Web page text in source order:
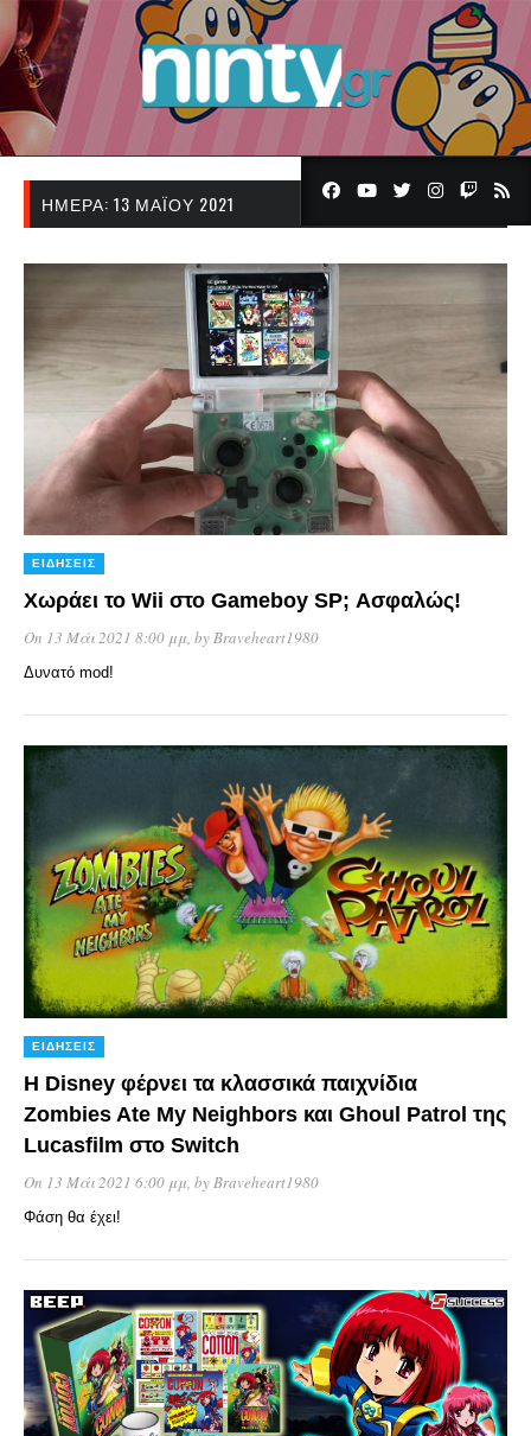
ΗΜΈΡΑ: 13 ΜΑΪ́ΟΥ 2021
ΕΙΔΉΣΕΙΣ
Χωράει το Wii στο Gameboy SP; Ασφαλώς!
On 13 Μάι 2021 8:00 μμ, byBraveheart1980
Δυνατό mod!
ΕΙΔΉΣΕΙΣ
Η Disney φέρνει τα κλασσικά παιχνίδια
Zombies Ate My Neighbors και Ghoul Patrol της
Lucasfilm στο Switch
On 13 Μάι 2021 6:00 μμ , by Braveheart1980
Φάση θα έχει!